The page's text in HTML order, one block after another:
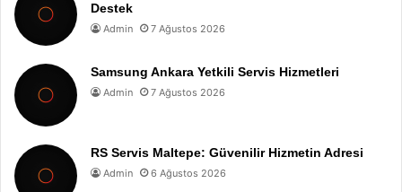
Destek
Admin 7 Ağustos 2026
Samsung Ankara Yetkili Servis Hizmetleri
Admin 7 Ağustos 2026
RS Servis Maltepe: Güvenilir Hizmetin Adresi
Admin 6 Ağustos 2026